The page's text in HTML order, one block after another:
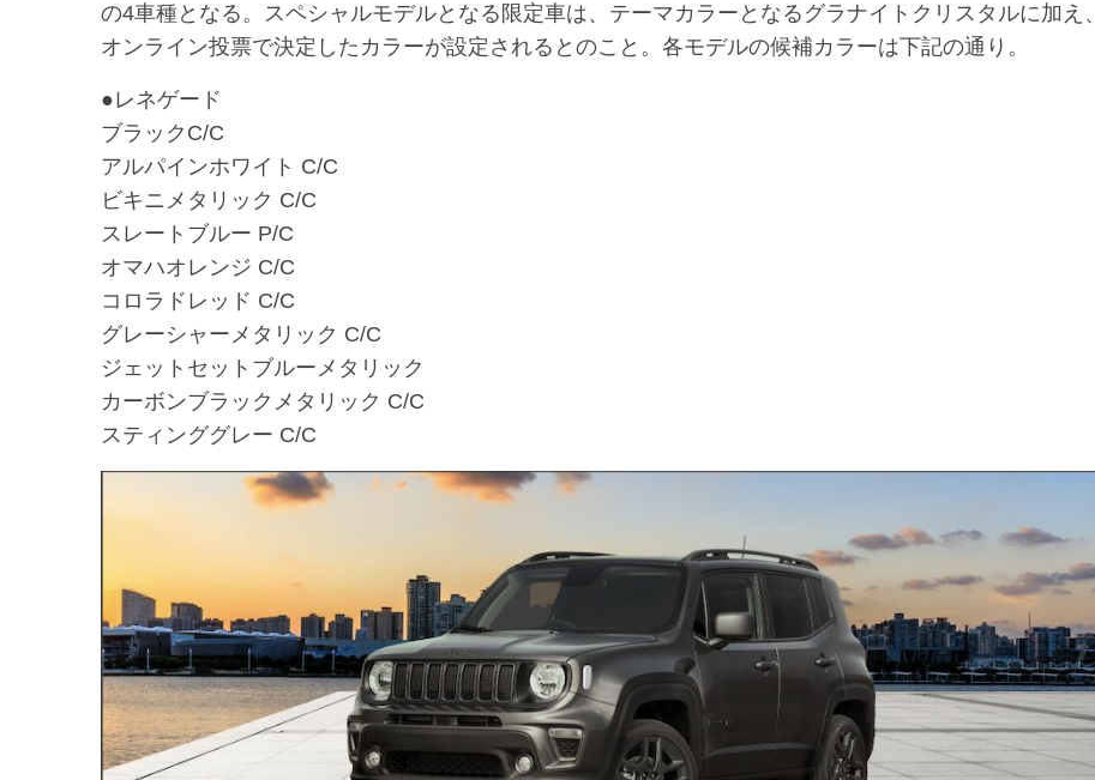
の4車種となる。スペシャルモデルとなる限定車は、テーマカラーとなるグラナイトクリスタルに加え、
オンライン投票で決定したカラーが設定されるとのこと。各モデルの候補カラーは下記の通り。
●レネゲード
ブラックC/C
アルパインホワイト C/C
ビキニメタリック C/C
スレートブルー P/C
オマハオレンジ C/C
コロラドレッド C/C
グレーシャーメタリック C/C
ジェットセットブルーメタリック
カーボンブラックメタリック C/C
スティンググレー C/C